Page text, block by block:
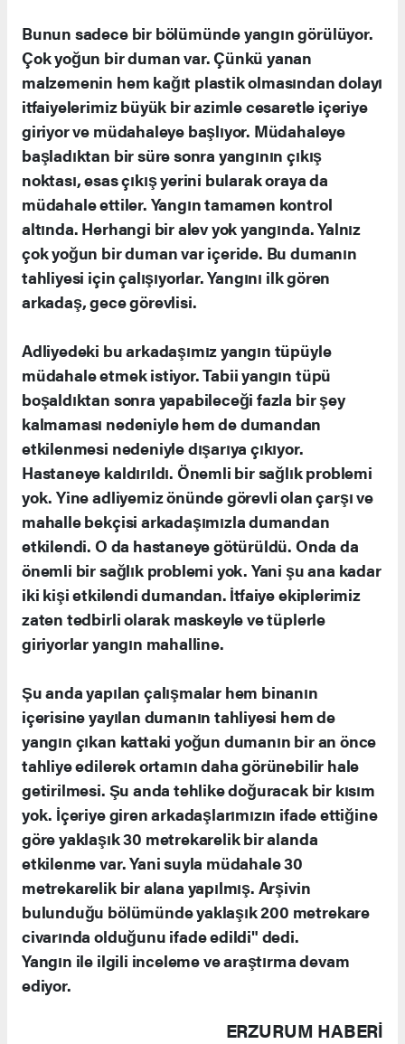
Bunun sadece bir bölümünde yangın görülüyor.
Çok yoğun bir duman var. Çünkü yanan
malzemenin hem kağıt plastik olmasından dolayı
itfaiyelerimiz büyük bir azimle cesaretle içeriye
giriyor ve müdahaleye başlıyor. Müdahaleye
başladıktan bir süre sonra yangının çıkış
noktası, esas çıkış yerini bularak oraya da
müdahale ettiler. Yangın tamamen kontrol
altında. Herhangi bir alev yok yangında. Yalnız
çok yoğun bir duman var içeride. Bu dumanın
tahliyesi için çalışıyorlar. Yangını ilk gören
arkadaş, gece görevlisi.
Adliyedeki bu arkadaşımız yangın tüpüyle
müdahale etmek istiyor. Tabii yangın tüpü
boşaldıktan sonra yapabileceği fazla bir şey
kalmaması nedeniyle hem de dumandan
etkilenmesi nedeniyle dışarıya çıkıyor.
Hastaneye kaldırıldı. Önemli bir sağlık problemi
yok. Yine adliyemiz önünde görevli olan çarşı ve
mahalle bekçisi arkadaşımızla dumandan
etkilendi. O da hastaneye götürüldü. Onda da
önemli bir sağlık problemi yok. Yani şu ana kadar
iki kişi etkilendi dumandan. İtfaiye ekiplerimiz
zaten tedbirli olarak maskeyle ve tüplerle
giriyorlar yangın mahalline.
Şu anda yapılan çalışmalar hem binanın
içerisine yayılan dumanın tahliyesi hem de
yangın çıkan kattaki yoğun dumanın bir an önce
tahliye edilerek ortamın daha görünebilir hale
getirilmesi. Şu anda tehlike doğuracak bir kısım
yok. İçeriye giren arkadaşlarımızın ifade ettiğine
göre yaklaşık 30 metrekarelik bir alanda
etkilenme var. Yani suyla müdahale 30
metrekarelik bir alana yapılmış. Arşivin
bulunduğu bölümünde yaklaşık 200 metrekare
civarında olduğunu ifade edildi" dedi.
Yangın ile ilgili inceleme ve araştırma devam
ediyor.
ERZURUM HABERİ